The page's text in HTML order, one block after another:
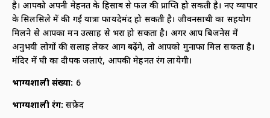
है। आपको अपनी मेहनत के हिसाब से फल की प्राप्ति हो सकती है। नए व्यापार
के सिलसिले में की गई यात्रा फायदेमंद हो सकती है। जीवनसाथी का सहयोग
मिलने से आपका मन उत्साह से भरा हो सकता है। अगर आप बिजनेस में
अनुभवी लोगों की सलाह लेकर आग बढ़ेंगे, तो आपको मुनाफा मिल सकता है।
मंदिर में घी का दीपक जलाएं, आपकी मेहनत रंग लायेगी।
भाग्यशाली संख्या: 6
भाग्यशाली रंग: सफ़ेद